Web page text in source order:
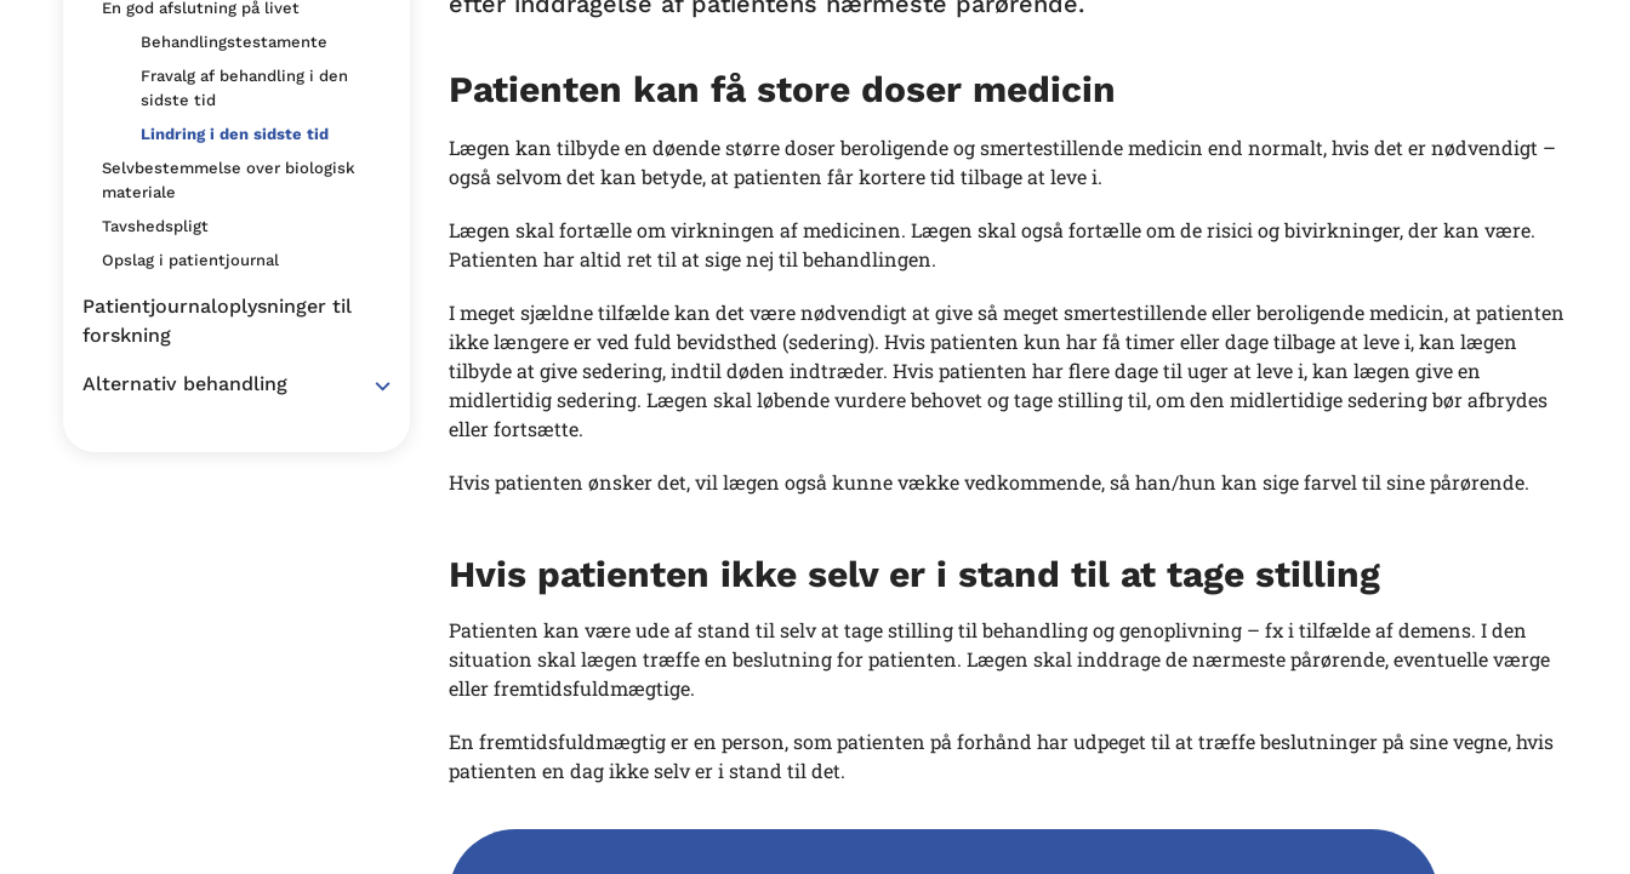
En god afslutning på livet
Behandlingstestamente
Fravalg af behandling i den
sidste tid
Lindring i den sidste tid
Selvbestemmelse over biologisk
materiale
Tavshedspligt
Opslag i patientjournal
Patientjournaloplysninger til
forskning
Alternativ behandling
Patienten kan få store doser medicin
Lægen kan tilbyde en døende større doser beroligende og smertestillende medicin end normalt, hvis det er nødvendigt –
også selvom det kan betyde, at patienten får kortere tid tilbage at leve i.
Lægen skal fortælle om virkningen af medicinen. Lægen skal også fortælle om de risici og bivirkninger, der kan være.
Patienten har altid ret til at sige nej til behandlingen.
I meget sjældne tilfælde kan det være nødvendigt at give så meget smertestillende eller beroligende medicin, at patienten
ikke længere er ved fuld bevidsthed (sedering). Hvis patienten kun har få timer eller dage tilbage at leve i, kan lægen
tilbyde at give sedering, indtil døden indtræder. Hvis patienten har flere dage til uger at leve i, kan lægen give en
midlertidig sedering. Lægen skal løbende vurdere behovet og tage stilling til, om den midlertidige sedering bør afbrydes
eller fortsætte.
Hvis patienten ønsker det, vil lægen også kunne vække vedkommende, så han/hun kan sige farvel til sine pårørende.
Hvis patienten ikke selv er i stand til at tage stilling
Patienten kan være ude af stand til selv at tage stilling til behandling og genoplivning – fx i tilfælde af demens. I den
situation skal lægen træffe en beslutning for patienten. Lægen skal inddrage de nærmeste pårørende, eventuelle værge
eller fremtidsfuldmægtige.
En fremtidsfuldmægtig er en person, som patienten på forhånd har udpeget til at træffe beslutninger på sine vegne, hvis
patienten en dag ikke selv er i stand til det.